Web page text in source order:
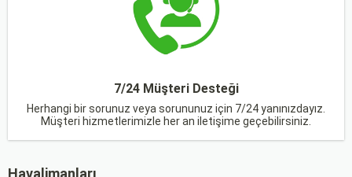
7/24 Müşteri Desteği
Herhangi bir sorunuz veya sorununuz için 7/24 yanınızdayız.
Müşteri hizmetlerimizle her an iletişime geçebilirsiniz.
Havalimanları